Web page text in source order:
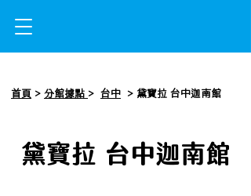
首頁 >分館據點 > 台中 > 黛寶拉 台中迦南館
黛寶拉 台中迦南館